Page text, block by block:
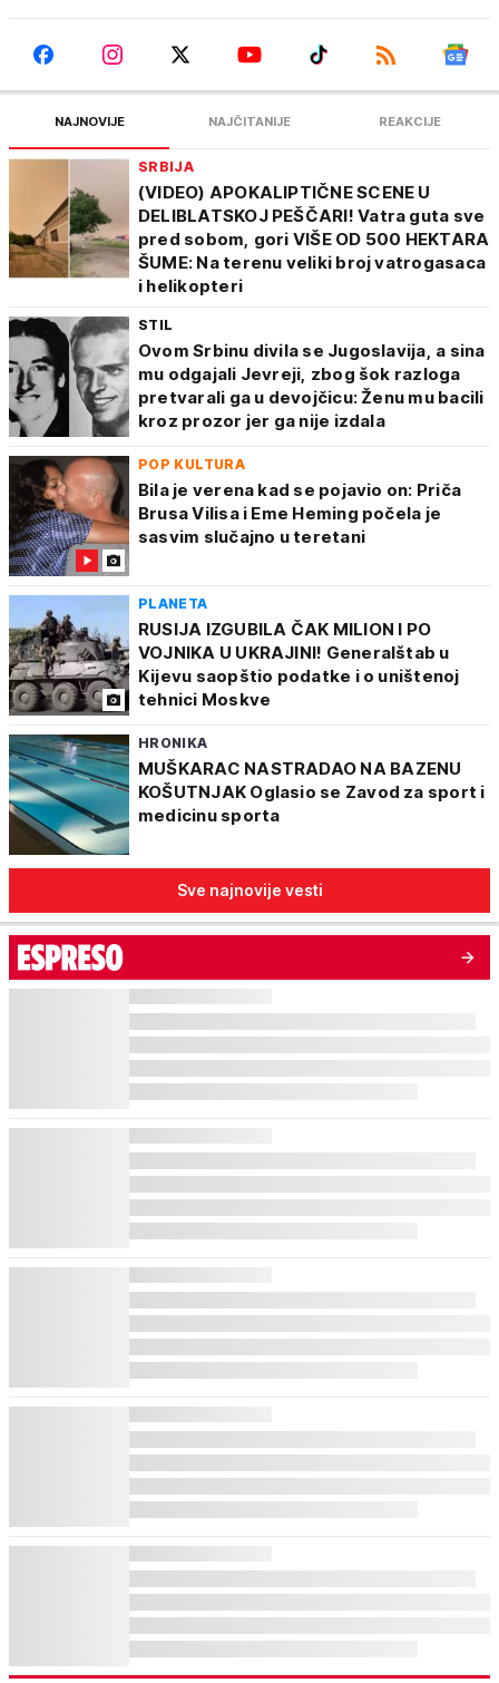
NAJNOVIJE NAJČITANIJE REAKCIJE
SRBIJA
(VIDEO) APOKALIPTIČNE SCENE U
DELIBLATSKOJ PEŠČARI! Vatra guta sve
pred sobom, gori VIŠE OD 500 HEKTARA
ŠUME: Na terenu veliki broj vatrogasaca
i helikopteri
STIL
Ovom Srbinu divila se Jugoslavija, a sina
mu odgajali Jevreji, zbog šok razloga
pretvarali ga u devojčicu: Ženu mu bacili
kroz prozor jer ga nije izdala
POP KULTURA
Bila je verena kad se pojavio on: Priča
Brusa Vilisa i Eme Heming počela je
sasvim slučajno u teretani
PLANETA
RUSIJA IZGUBILA ČAK MILION I PO
VOJNIKA U UKRAJINI! Generalštab u
Kijevu saopštio podatke i o uništenoj
tehnici Moskve
HRONIKA
MUŠKARAC NASTRADAO NA BAZENU
KOŠUTNJAK Oglasio se Zavod za sport i
medicinu sporta
Sve najnovije vesti